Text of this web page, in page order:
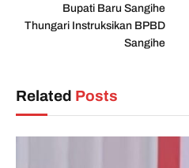
Bupati Baru Sangihe
Thungari Instruksikan BPBD
Sangihe
Related Posts